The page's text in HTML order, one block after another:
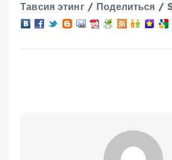
Тавсия этинг / Поделиться /